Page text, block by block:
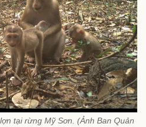
tại rừng Mỹ Sơn. (Ảnh Ban Quản